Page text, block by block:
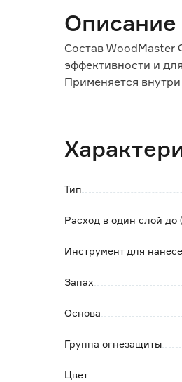
Описание
Состав
эффективности и
Применяется
Особенности и
- содержит
- паропроницаемый;
- не содержит
- отличается
Тип
Расход в один слой до
Инструмент для
Запах
Основа
Группа огнезащиты
Цвет